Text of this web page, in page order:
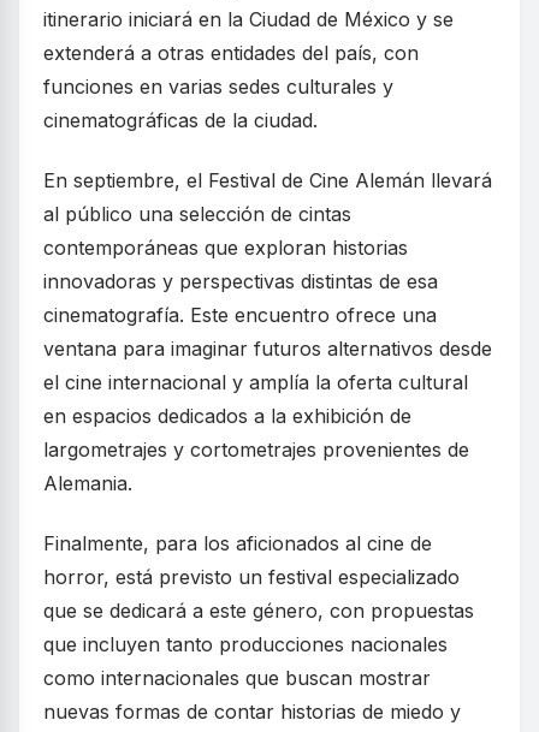
itinerario iniciará en la Ciudad de México y se
extenderá a otras entidades del país, con
funciones en varias sedes culturales y
cinematográficas de la ciudad.
En septiembre, el Festival de Cine Alemán llevará
al público una selección de cintas
contemporáneas que exploran historias
innovadoras y perspectivas distintas de esa
cinematografía. Este encuentro ofrece una
ventana para imaginar futuros alternativos desde
el cine internacional y amplía la oferta cultural
en espacios dedicados a la exhibición de
largometrajes y cortometrajes provenientes de
Alemania.
Finalmente, para los aficionados al cine de
horror, está previsto un festival especializado
que se dedicará a este género, con propuestas
que incluyen tanto producciones nacionales
como internacionales que buscan mostrar
nuevas formas de contar historias de miedo y